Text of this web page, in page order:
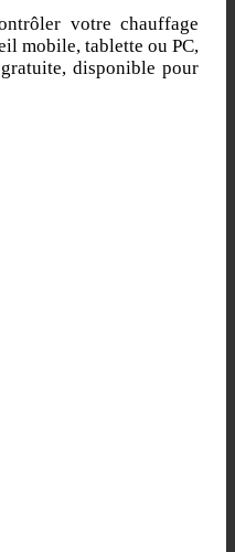
votre chauffage
mobile, tablette ou PC,
disponible pour